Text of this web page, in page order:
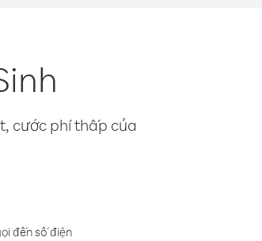
cước phí thấp của
đến số điện